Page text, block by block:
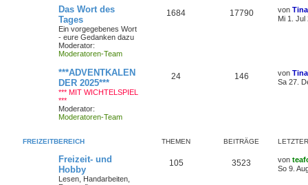
Das Wort des
Tages
Ein vorgegebenes Wort
- eure Gedanken dazu
Moderator:
Moderatoren-Team
1684 17790 von
Mi 1. Jul
***ADVENTKALEN
DER 2025***
*** MIT WICHTELSPIEL
***
Moderator:
Moderatoren-Team
24 146 von
Sa 27.
FREIZEITBEREICH THEMEN BEITRÄGE
Freizeit- und
Hobby
Lesen, Handarbeiten,
105 3523 von
So 9.